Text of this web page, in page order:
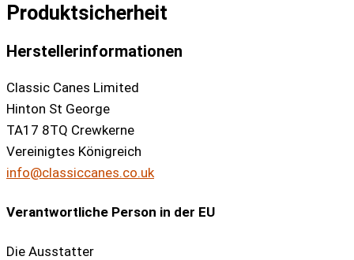
Produktsicherheit
Herstellerinformationen
Classic Canes Limited
Hinton St George
TA17 8TQ Crewkerne
Vereinigtes Königreich
info@classiccanes.co.uk
Verantwortliche Person in der EU
Die Ausstatter